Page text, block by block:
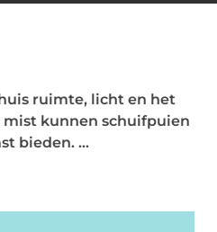
ruimte, licht en het
kunnen schuifpuien
bieden. ...